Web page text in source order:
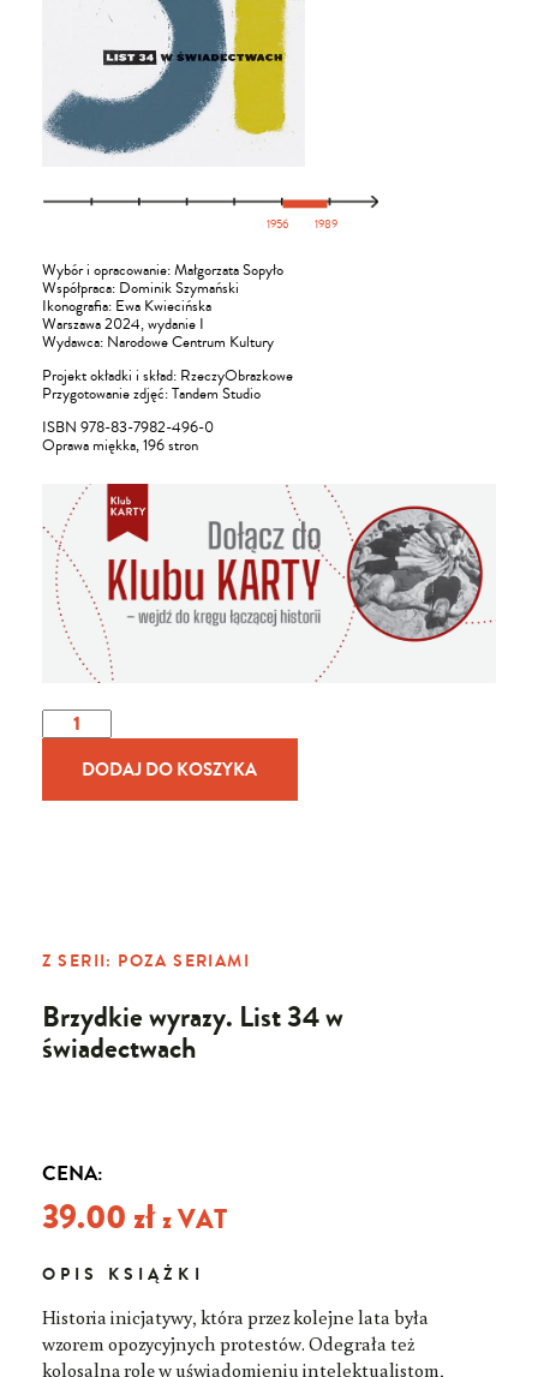
Wybór i opracowanie: Małgorzata Sopyło
Współpraca: Dominik Szymański
Ikonografia: Ewa Kwiecińska
Warszawa 2024, wydanie I
Wydawca: Narodowe Centrum Kultury
Projekt okładki i skład: RzeczyObrazkowe
Przygotowanie zdjęć: Tandem Studio
ISBN 978-83-7982-496-0
Oprawa miękka, 196 stron
Z SERII: POZA SERIAMI
Brzydkie wyrazy. List 34 w
świadectwach
CENA:
39.00złz VAT
OPIS KSIĄŻKI
Historia inicjatywy, która przez kolejne lata była
wzorem opozycyjnych protestów. Odegrała też
kolosalną rolę w uświadomieniu intelektualistom,
ilość
Brzydkie
wyrazy.
34
DODAJ DO KOSZYKA